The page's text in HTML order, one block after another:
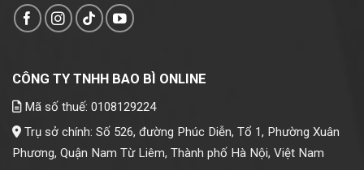
CÔNG TY TNHH BAO BÌ ONLINE
Mã số thuế: 0108129224
Trụ sở chính: Số 526, đường Phúc Diễn, Tổ 1, Phường Xuân
Phương, Quận Nam Từ Liêm, Thành phố Hà Nội, Việt Nam